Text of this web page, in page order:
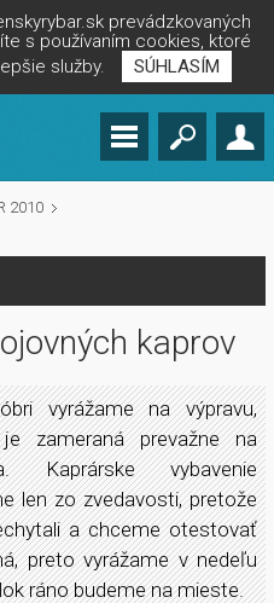
prevádzkovaných
s používaním cookies, ktoré
služby.
SÚHLASÍM
2010
kaprov
vyrážame na výpravu,
zameraná prevažne na
Kaprárske vybavenie
len zo zvedavosti, pretože
a chceme otestovať
preto vyrážame v nedeľu
ráno budeme na mieste.